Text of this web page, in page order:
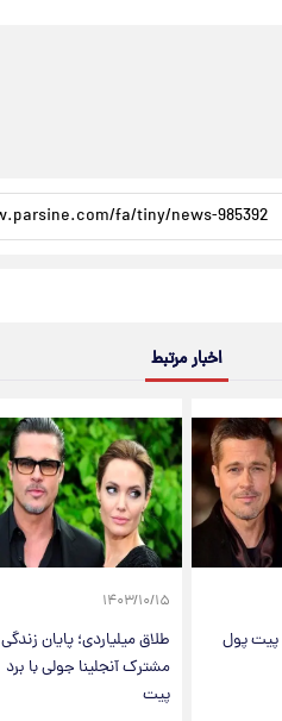
اخبار مرتبط
پیت پول
۱۴۰۳/۱۰/۱۵
طلاق میلیاردی؛ پایان زندگی
مشترک آنجلینا جولی با برد
پیت